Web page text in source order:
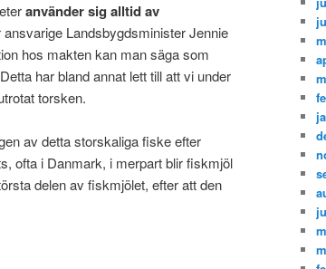
använder sig alltid av
Landsbygdsminister Jennie
hos makten kan man säga som
har bland annat lett till att vi under
torsken.
av detta storskaliga fiske efter
ofta i Danmark, i merpart blir fiskmjöl
delen av fiskmjölet, efter att den